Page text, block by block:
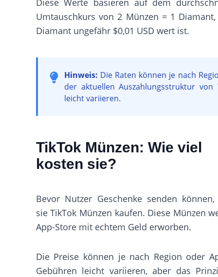
Diese Werte basieren auf dem
Umtauschkurs von 2 Münzen = 1
Diamant ungefähr $0,01 USD wert ist.
Hinweis: Die Raten können je nach
der aktuellen Auszahlungsstruktur von
leicht variieren.
TikTok Münzen: Wie viel
kosten sie?
Bevor Nutzer Geschenke senden
sie TikTok Münzen kaufen. Diese Münzen
App-Store mit echtem Geld erworben.
Die Preise können je nach Region oder
Gebühren leicht variieren, aber das